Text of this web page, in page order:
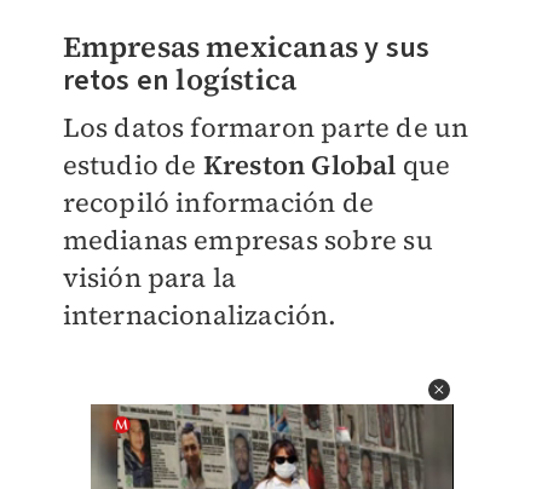
Empresas mexicanasy sus
retos enlogística
Los datos formaron parte de un
estudio de Kreston Global que
recopiló información de
medianas empresas sobre su
visión para la
internacionalización.